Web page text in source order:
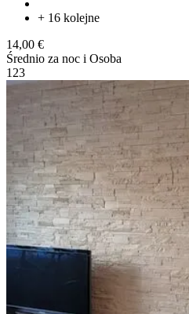
+ 16 kolejne
14,00 €
Średnio za noc i Osoba
1 23